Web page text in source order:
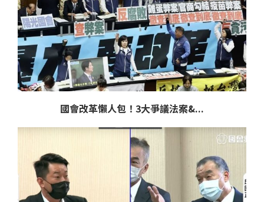
國會改革懶人包！3大爭議法案&...